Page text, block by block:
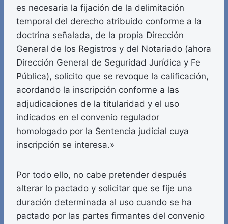
es necesaria la fijación de la delimitación
temporal del derecho atribuido conforme a la
doctrina señalada, de la propia Dirección
General de los Registros y del Notariado (ahora
Dirección General de Seguridad Jurídica y Fe
Pública), solicito que se revoque la calificación,
acordando la inscripción conforme a las
adjudicaciones de la titularidad y el uso
indicados en el convenio regulador
homologado por la Sentencia judicial cuya
inscripción se interesa.»
Por todo ello, no cabe pretender después
alterar lo pactado y solicitar que se fije una
duración determinada al uso cuando se ha
pactado por las partes firmantes del convenio